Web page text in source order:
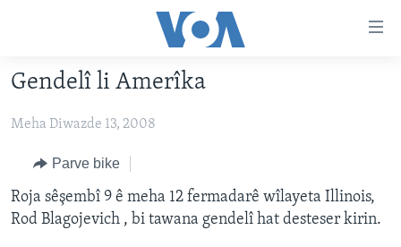
Yekser
here
naveroka
Yekser
Malpera
serekî
NÛÇE
VÎDYO GALERÎ
FOTO GALERÎ
RADYO
HERÊMÊN KURDAN
AMERÎKA
TIRKÎYE
Gendelî li Amerîka
Meha Diwazde 13, 2008
Parve bike
Roja sêşembî 9 ê meha 12 fermadarê wîlayeta Illinois,
Rod Blagojevich , bi tawana gendelî hat desteser kirin.